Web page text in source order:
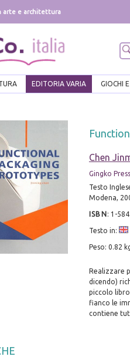
arte e architettura
EDITORIA VARIA GIOCHI
Chen
Gingko
Testo
Modena,
ISBN : 1-
Testo in:
Peso: 0.82
Realizzare
dicendo)
piccolo
fianco le
contiene